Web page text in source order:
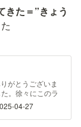
きた＝”きょう
がとうございま
。徐々にこのラ
い人と合流し
展neo」 ・
ました！そして京
04-27